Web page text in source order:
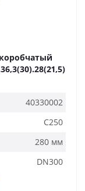
40330002
C250
280 мм
DN300